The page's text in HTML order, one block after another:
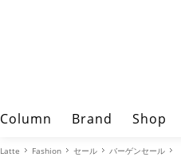
Column Brand Shop
Latte Fashion セール バーゲンセール